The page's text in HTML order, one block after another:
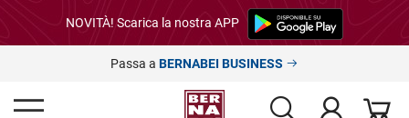
NOVITÀ! Scarica la nostra APP
Passa a BERNABEI BUSINESS